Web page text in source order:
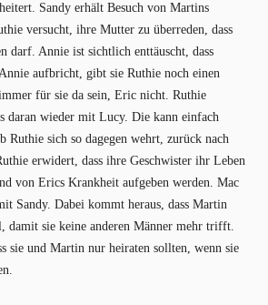
Sandy erhält Besuch von Martins
versucht, ihre Mutter zu überreden, dass
darf. Annie ist sichtlich enttäuscht, dass
aufbricht, gibt sie Ruthie noch einen
für sie da sein, Eric nicht. Ruthie
daran wieder mit Lucy. Die kann einfach
Ruthie sich so dagegen wehrt, zurück nach
erwidert, dass ihre Geschwister ihr Leben
von Erics Krankheit aufgeben werden. Mac
Sandy. Dabei kommt heraus, dass Martin
damit sie keine anderen Männer mehr trifft.
sie und Martin nur heiraten sollten, wenn sie